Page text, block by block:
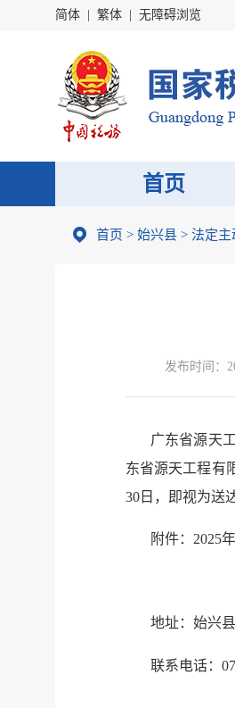
简体 繁体 无障碍浏览
首页
首页 > 始兴县 > 法定主
发布时间：
广东省源天
东省源天工程有
30日，即视为送
附件： 2025年
地址：始兴
联系电话：